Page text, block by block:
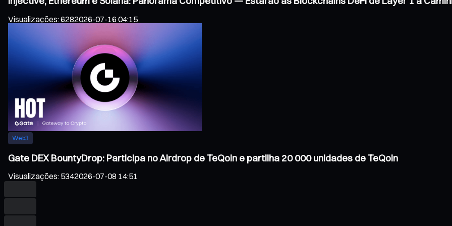
Visualizações:6282026-07-16 04:15
Web3
Gate DEX BountyDrop: Participa no Airdrop de TeQoin e partilha 20 000 unidades de TeQoin
Visualizações: 5342026-07-08 14:51